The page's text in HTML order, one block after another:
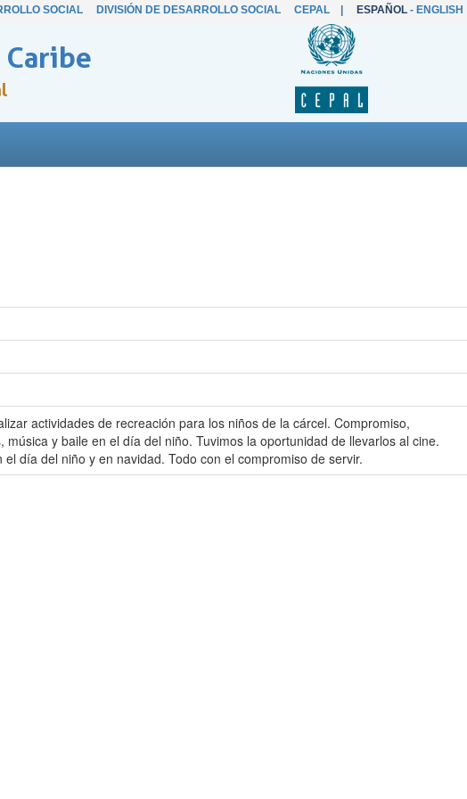
SOCIAL DIVISIÓN DE DESARROLLO SOCIAL CEPAL| ESPAÑOL- ENGLISH
actividades de recreación para los niños de la cárcel. Compromiso,
y baile en el día del niño. Tuvimos la oportunidad de llevarlos al cine.
día del niño y en navidad. Todo con el compromiso de servir.